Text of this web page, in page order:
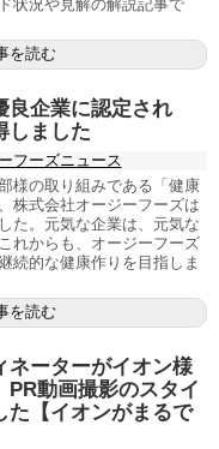
状況や見解の解説記事で
を読む
良企業に認定され
しました
フーズニュース
様の取り組みである「健康
株式会社オージーフーズは
た。元気な企業は、元気な
れからも、オージーフーズ
続的な健康作りを目指しま
を読む
ネーターがイオン様
PR動画撮影のスタイ
た【イオンがまるで